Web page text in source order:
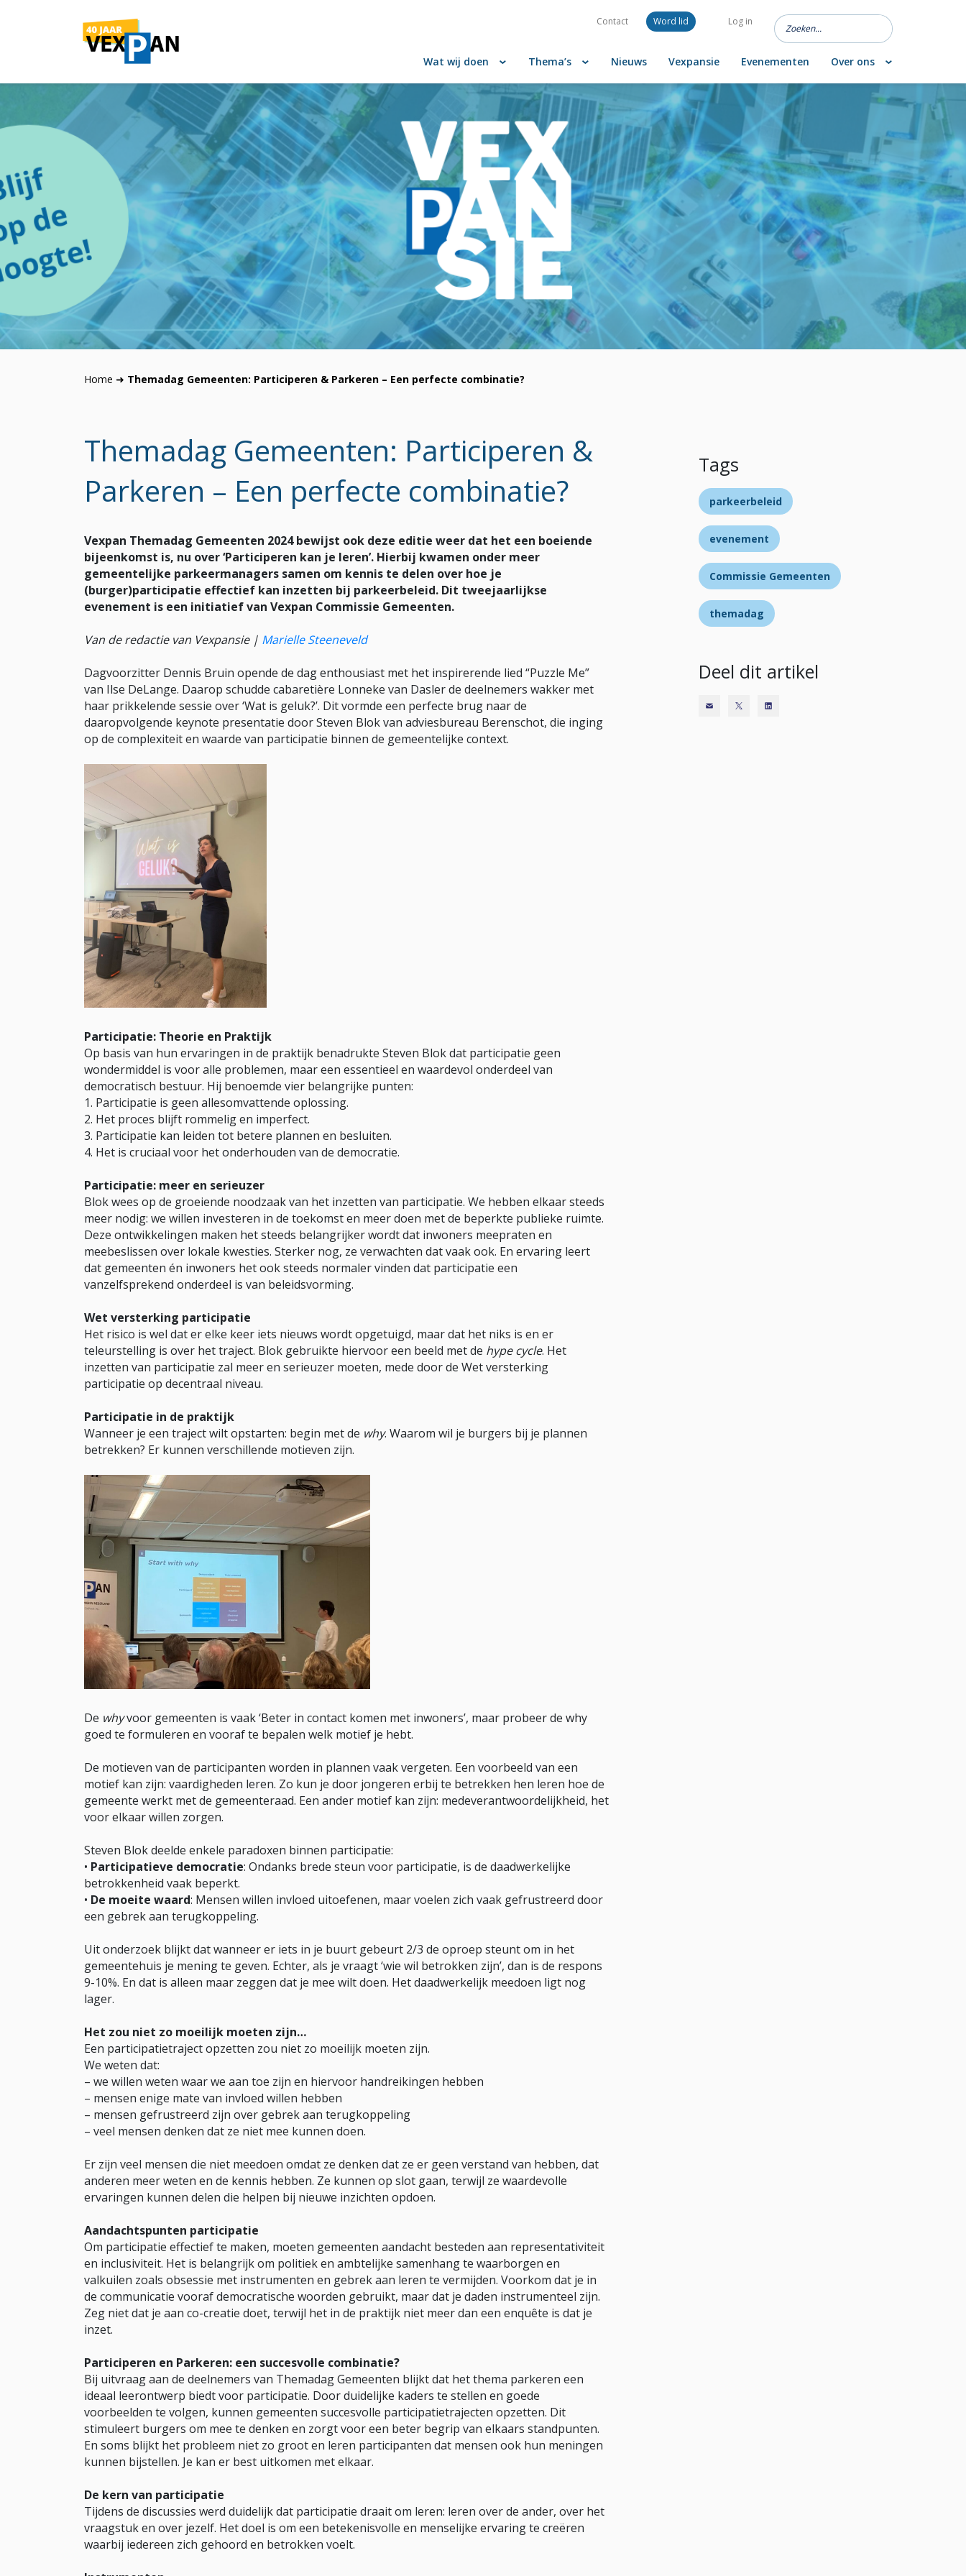
Contact Word lid Log in
Wat wij doen Thema’s Nieuws Vexpansie Evenementen Over ons
Home ➜ Themadag Gemeenten: Participeren & Parkeren – Een perfecte combinatie?
Themadag Gemeenten: Participeren &
Parkeren – Een perfecte combinatie?
Vexpan Themadag Gemeenten 2024 bewijst ook deze editie weer dat het een boeiende
bijeenkomst is, nu over ‘Participeren kan je leren’. Hierbij kwamen onder meer
gemeentelijke parkeermanagers samen om kennis te delen over hoe je
(burger)participatie effectief kan inzetten bij parkeerbeleid. Dit tweejaarlijkse
evenement is een initiatief van Vexpan Commissie Gemeenten.
Van de redactie van Vexpansie | Marielle Steeneveld
Dagvoorzitter Dennis Bruin opende de dag enthousiast met het inspirerende lied “Puzzle Me”
van Ilse DeLange. Daarop schudde cabaretière Lonneke van Dasler de deelnemers wakker met
haar prikkelende sessie over ‘Wat is geluk?’. Dit vormde een perfecte brug naar de
daaropvolgende keynote presentatie door Steven Blok van adviesbureau Berenschot, die inging
op de complexiteit en waarde van participatie binnen de gemeentelijke context.
Participatie: Theorie en Praktijk
Op basis van hun ervaringen in de praktijk benadrukte Steven Blok dat participatie geen
wondermiddel is voor alle problemen, maar een essentieel en waardevol onderdeel van
democratisch bestuur. Hij benoemde vier belangrijke punten:
1. Participatie is geen allesomvattende oplossing.
2. Het proces blijft rommelig en imperfect.
3. Participatie kan leiden tot betere plannen en besluiten.
4. Het is cruciaal voor het onderhouden van de democratie.
Participatie: meer en serieuzer
Blok wees op de groeiende noodzaak van het inzetten van participatie. We hebben elkaar steeds
meer nodig: we willen investeren in de toekomst en meer doen met de beperkte publieke ruimte.
Deze ontwikkelingen maken het steeds belangrijker wordt dat inwoners meepraten en
meebeslissen over lokale kwesties. Sterker nog, ze verwachten dat vaak ook. En ervaring leert
dat gemeenten én inwoners het ook steeds normaler vinden dat participatie een
vanzelfsprekend onderdeel is van beleidsvorming.
Wet versterking participatie
Het risico is wel dat er elke keer iets nieuws wordt opgetuigd, maar dat het niks is en er
teleurstelling is over het traject. Blok gebruikte hiervoor een beeld met de hype cycle. Het
inzetten van participatie zal meer en serieuzer moeten, mede door de Wet versterking
participatie op decentraal niveau.
Participatie in de praktijk
Wanneer je een traject wilt opstarten: begin met de why. Waarom wil je burgers bij je plannen
betrekken? Er kunnen verschillende motieven zijn.
De whyvoor gemeenten is vaak ‘Beter in contact komen met inwoners’, maar probeer de why
goed te formuleren en vooraf te bepalen welk motief je hebt.
De motieven van de participanten worden in plannen vaak vergeten. Een voorbeeld van een
motief kan zijn: vaardigheden leren. Zo kun je door jongeren erbij te betrekken hen leren hoe de
gemeente werkt met de gemeenteraad. Een ander motief kan zijn: medeverantwoordelijkheid, het
voor elkaar willen zorgen.
Steven Blok deelde enkele paradoxen binnen participatie:
• Participatieve democratie: Ondanks brede steun voor participatie, is de daadwerkelijke
betrokkenheid vaak beperkt.
• De moeite waard: Mensen willen invloed uitoefenen, maar voelen zich vaak gefrustreerd door
een gebrek aan terugkoppeling.
Uit onderzoek blijkt dat wanneer er iets in je buurt gebeurt 2/3 de oproep steunt om in het
gemeentehuis je mening te geven. Echter, als je vraagt ‘wie wil betrokken zijn’, dan is de respons
9-10%. En dat is alleen maar zeggen dat je mee wilt doen. Het daadwerkelijk meedoen ligt nog
lager.
Het zou niet zo moeilijk moeten zijn…
Een participatietraject opzetten zou niet zo moeilijk moeten zijn.
We weten dat:
– we willen weten waar we aan toe zijn en hiervoor handreikingen hebben
– mensen enige mate van invloed willen hebben
– mensen gefrustreerd zijn over gebrek aan terugkoppeling
– veel mensen denken dat ze niet mee kunnen doen.
Er zijn veel mensen die niet meedoen omdat ze denken dat ze er geen verstand van hebben, dat
anderen meer weten en de kennis hebben. Ze kunnen op slot gaan, terwijl ze waardevolle
ervaringen kunnen delen die helpen bij nieuwe inzichten opdoen.
Aandachtspunten participatie
Om participatie effectief te maken, moeten gemeenten aandacht besteden aan representativiteit
en inclusiviteit. Het is belangrijk om politiek en ambtelijke samenhang te waarborgen en
valkuilen zoals obsessie met instrumenten en gebrek aan leren te vermijden. Voorkom dat je in
de communicatie vooraf democratische woorden gebruikt, maar dat je daden instrumenteel zijn.
Zeg niet dat je aan co-creatie doet, terwijl het in de praktijk niet meer dan een enquête is dat je
inzet.
Participeren en Parkeren: een succesvolle combinatie?
Bij uitvraag aan de deelnemers van Themadag Gemeenten blijkt dat het thema parkeren een
ideaal leerontwerp biedt voor participatie. Door duidelijke kaders te stellen en goede
voorbeelden te volgen, kunnen gemeenten succesvolle participatietrajecten opzetten. Dit
stimuleert burgers om mee te denken en zorgt voor een beter begrip van elkaars standpunten.
En soms blijkt het probleem niet zo groot en leren participanten dat mensen ook hun meningen
kunnen bijstellen. Je kan er best uitkomen met elkaar.
De kern van participatie
Tijdens de discussies werd duidelijk dat participatie draait om leren: leren over de ander, over het
vraagstuk en over jezelf. Het doel is om een betekenisvolle en menselijke ervaring te creëren
waarbij iedereen zich gehoord en betrokken voelt.
Tags
parkeerbeleid
evenement
Commissie Gemeenten
themadag
Deel dit artikel